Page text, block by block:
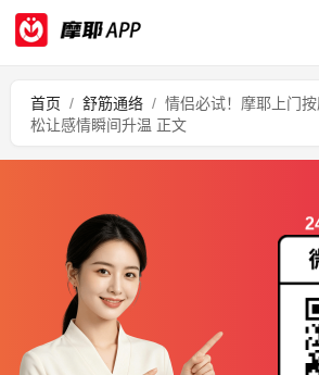
首页 / 舒筋通络 / 情侣必试！摩耶上门
松让感情瞬间升温 正文